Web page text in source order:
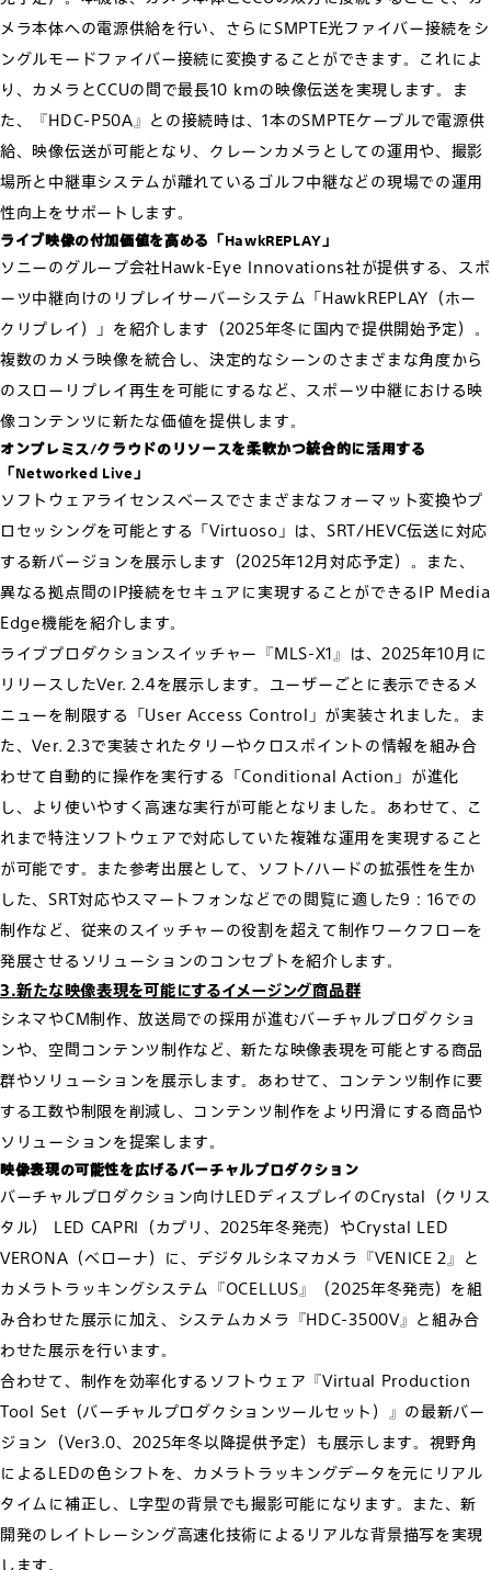
メラ本体への電源供給を行い、さらにSMPTE光ファイバー接続をシ
ングルモードファイバー接続に変換することができます。これによ
り、カメラとCCUの間で最長10 kmの映像伝送を実現します。ま
た、『HDC-P50A』との接続時は、1本のSMPTEケーブルで電源供
給、映像伝送が可能となり、クレーンカメラとしての運用や、撮影
場所と中継車システムが離れているゴルフ中継などの現場での運用
性向上をサポートします。
ライブ映像の付加価値を高める「HawkREPLAY」
ソニーのグループ会社Hawk-Eye Innovations社が提供する、スポ
ーツ中継向けのリプレイサーバーシステム「HawkREPLAY（ホー
クリプレイ）」を紹介します（2025年冬に国内で提供開始予定）。
複数のカメラ映像を統合し、決定的なシーンのさまざまな角度から
のスローリプレイ再生を可能にするなど、スポーツ中継における映
像コンテンツに新たな価値を提供します。
オンプレミス/クラウドのリソースを柔軟かつ統合的に活用する
「Networked Live」
ソフトウェアライセンスベースでさまざまなフォーマット変換やプ
ロセッシングを可能とする「Virtuoso」は、SRT/HEVC伝送に対応
する新バージョンを展示します（2025年12月対応予定）。また、
異なる拠点間のIP接続をセキュアに実現することができるIP Media
Edge機能を紹介します。
ライブプロダクションスイッチャー『MLS-X1』は、2025年10月に
リリースしたVer. 2.4を展示します。ユーザーごとに表示できるメ
ニューを制限する「User Access Control」が実装されました。ま
た、Ver. 2.3で実装されたタリーやクロスポイントの情報を組み合
わせて自動的に操作を実行する「Conditional Action」が進化
し、より使いやすく高速な実行が可能となりました。あわせて、こ
れまで特注ソフトウェアで対応していた複雑な運用を実現すること
が可能です。また参考出展として、ソフト/ハードの拡張性を生か
した、SRT対応やスマートフォンなどでの閲覧に適した9：16での
制作など、従来のスイッチャーの役割を超えて制作ワークフローを
発展させるソリューションのコンセプトを紹介します。
3.新たな映像表現を可能にするイメージング商品群
シネマやCM制作、放送局での採用が進むバーチャルプロダクショ
ンや、空間コンテンツ制作など、新たな映像表現を可能とする商品
群やソリューションを展示します。あわせて、コンテンツ制作に要
する工数や制限を削減し、コンテンツ制作をより円滑にする商品や
ソリューションを提案します。
映像表現の可能性を広げるバーチャルプロダクション
バーチャルプロダクション向けLEDディスプレイのCrystal（クリス
タル） LED CAPRI（カプリ、2025年冬発売）やCrystal LED
VERONA（ベローナ）に、デジタルシネマカメラ『VENICE 2』と
カメラトラッキングシステム『OCELLUS』（2025年冬発売）を組
み合わせた展示に加え、システムカメラ『HDC-3500V』と組み合
わせた展示を行います。
合わせて、制作を効率化するソフトウェア『Virtual Production
Tool Set（バーチャルプロダクションツールセット）』の最新バー
ジョン（Ver3.0、2025年冬以降提供予定）も展示します。視野角
によるLEDの色シフトを、カメラトラッキングデータを元にリアル
タイムに補正し、L字型の背景でも撮影可能になります。また、新
開発のレイトレーシング高速化技術によるリアルな背景描写を実現
します。